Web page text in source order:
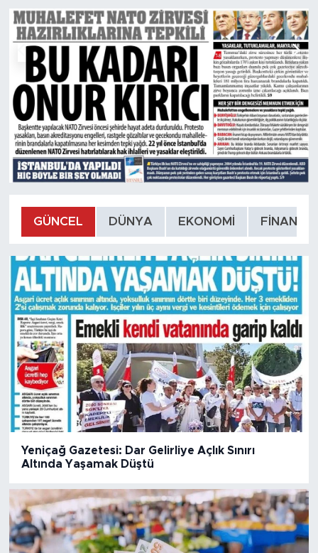
GÜNCEL DÜNYA EKONOMİ FİNANS
Yeniçağ Gazetesi: Dar Gelirliye Açlık Sınırı
Altında Yaşamak Düştü